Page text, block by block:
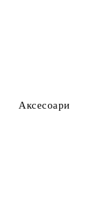
Аксесоари